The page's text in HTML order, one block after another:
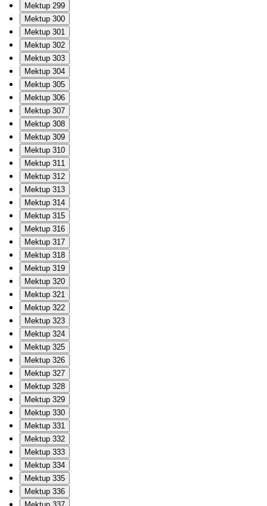
Mektup 299
Mektup 300
Mektup 301
Mektup 302
Mektup 303
Mektup 304
Mektup 305
Mektup 306
Mektup 307
Mektup 308
Mektup 309
Mektup 310
Mektup 311
Mektup 312
Mektup 313
Mektup 314
Mektup 315
Mektup 316
Mektup 317
Mektup 318
Mektup 319
Mektup 320
Mektup 321
Mektup 322
Mektup 323
Mektup 324
Mektup 325
Mektup 326
Mektup 327
Mektup 328
Mektup 329
Mektup 330
Mektup 331
Mektup 332
Mektup 333
Mektup 334
Mektup 335
Mektup 336